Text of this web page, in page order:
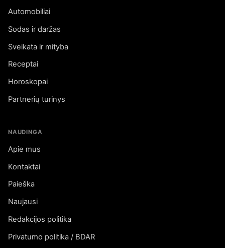
Automobiliai
Sodas ir daržas
Sveikata ir mityba
Receptai
Horoskopai
Partnerių turinys
NAUDINGA
Apie mus
Kontaktai
Paieška
Naujausi
Redakcijos politika
Privatumo politika / BDAR